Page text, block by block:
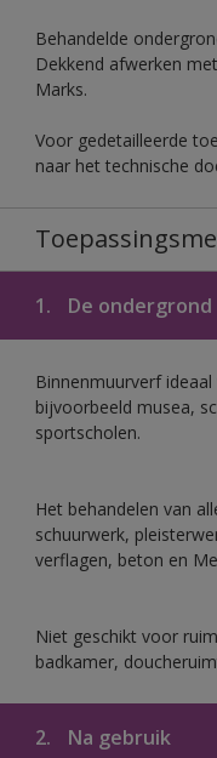
Behandelde
Dekkend afwerken
Marks.
Voor gedetailleerde
naar het technische
1. De ondergrond
Binnenmuurverf
bijvoorbeeld musea,
sportscholen.
Het behandelen van
schuurwerk,
verflagen, beton en
Niet geschikt voor
badkamer,
2. Na gebruik